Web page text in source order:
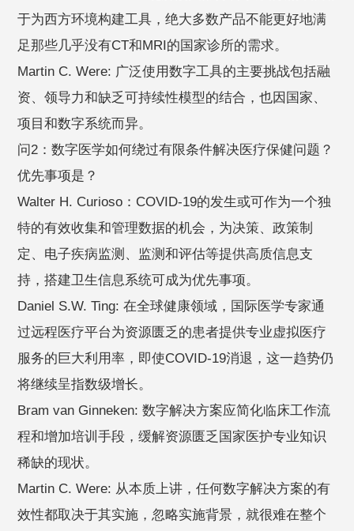
于为西方环境构建工具，绝大多数产品不能更好地满
足那些几乎没有CT和MRI的国家诊所的需求。
Martin C. Were: 广泛使用数字工具的主要挑战包括融
资、领导力和缺乏可持续性模型的结合，也因国家、
项目和数字系统而异。
问2：数字医学如何绕过有限条件解决医疗保健问题？
优先事项是？
Walter H. Curioso：COVID-19的发生或可作为一个独
特的有效收集和管理数据的机会，为决策、政策制
定、电子疾病监测、监测和评估等提供高质信息支
持，搭建卫生信息系统可成为优先事项。
Daniel S.W. Ting: 在全球健康领域，国际医学专家通
过远程医疗平台为资源匮乏的患者提供专业虚拟医疗
服务的巨大利用率，即使COVID-19消退，这一趋势仍
将继续呈指数级增长。
Bram van Ginneken: 数字解决方案应简化临床工作流
程和增加培训手段，缓解资源匮乏国家医护专业知识
稀缺的现状。
Martin C. Were: 从本质上讲，任何数字解决方案的有
效性都取决于其实施，忽略实施背景，就很难在整个